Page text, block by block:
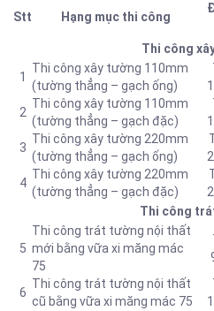
Stt Hạng mục thi công
Thi công
1
Thi công xây tường 110mm
(tường thẳng – gạch ống)
2
Thi công xây tường 110mm
(tường thẳng – gạch đặc)
3
Thi công xây tường 220mm
(tường thẳng – gạch ống)
4
Thi công xây tường 220mm
(tường thẳng – gạch đặc)
Thi công
5
Thi công trát tường nội thất
mới bằng vữa xi măng mác
75
6
Thi công trát tường nội thất
cũ bằng vữa xi măng mác 75